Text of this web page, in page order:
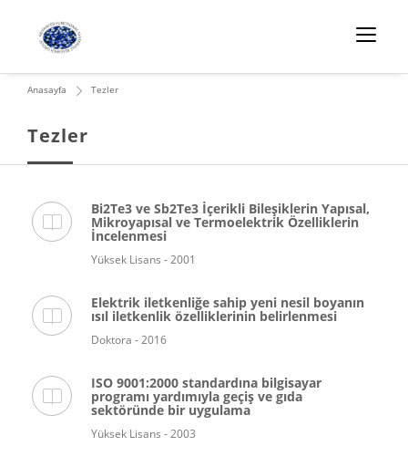
Tezler
Anasayfa Tezler
Bi2Te3 ve Sb2Te3 İçerikli Bileşiklerin Yapısal,
Mikroyapısal ve Termoelektrik Özelliklerin
İncelenmesi
Yüksek Lisans - 2001
Elektrik iletkenliğe sahip yeni nesil boyanın
ısıl iletkenlik özelliklerinin belirlenmesi
Doktora - 2016
ISO 9001:2000 standardına bilgisayar
programı yardımıyla geçiş ve gıda
sektöründe bir uygulama
Yüksek Lisans - 2003